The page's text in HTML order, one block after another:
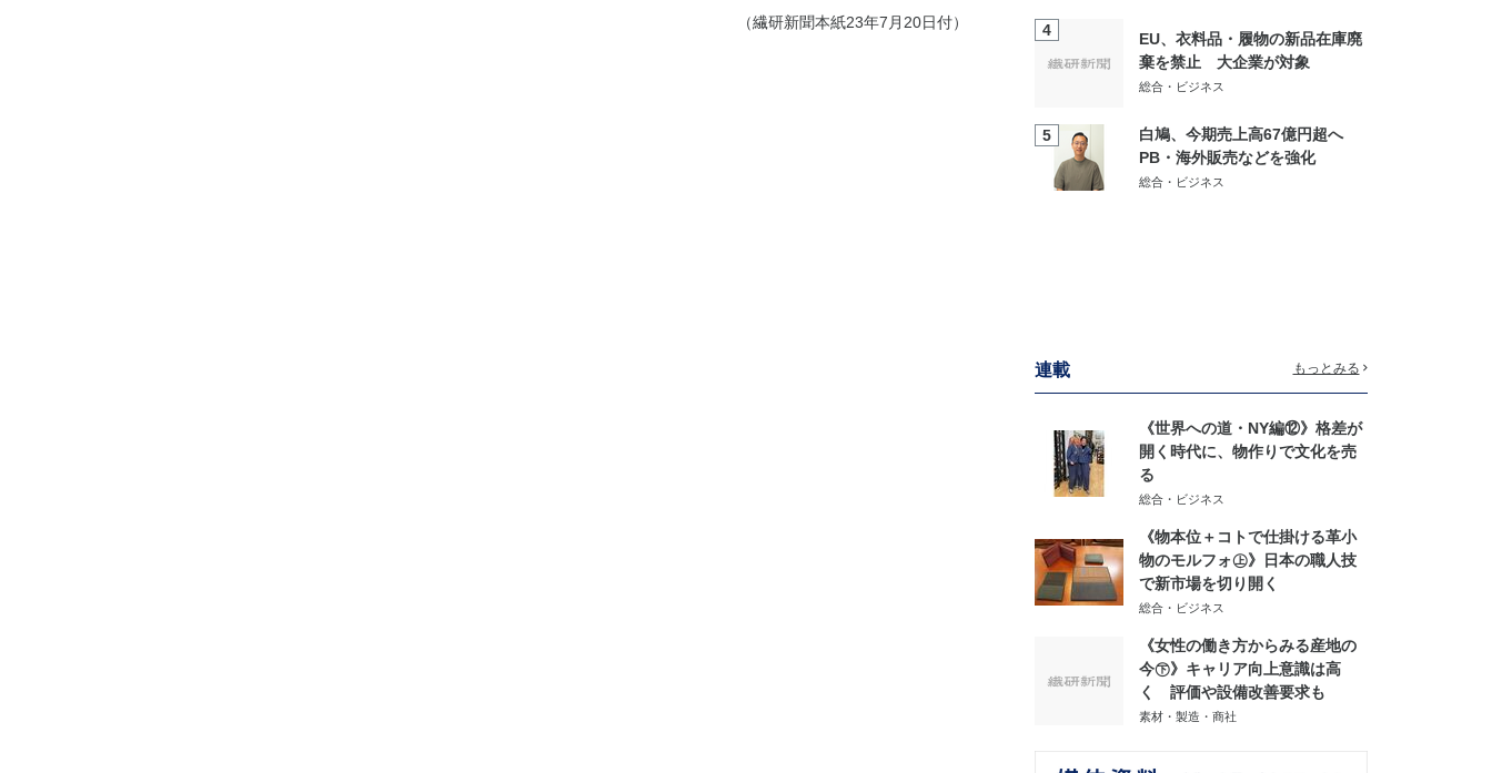
（繊研新聞本紙23年7月20日付） 4
EU、衣料品・履物の新品在庫廃
棄を禁止 大企業が対象
総合・ビジネス
5
白鳩、今期売上高67億円超へ
PB・海外販売などを強化
総合・ビジネス
連載 もっとみる
《世界への道・NY編⑫》格差が
開く時代に、物作りで文化を売
る
総合・ビジネス
《物本位＋コトで仕掛ける革小
物のモルフォ㊤》日本の職人技
で新市場を切り開く
総合・ビジネス
《女性の働き方からみる産地の
今㊦》キャリア向上意識は高
く 評価や設備改善要求も
素材・製造・商社